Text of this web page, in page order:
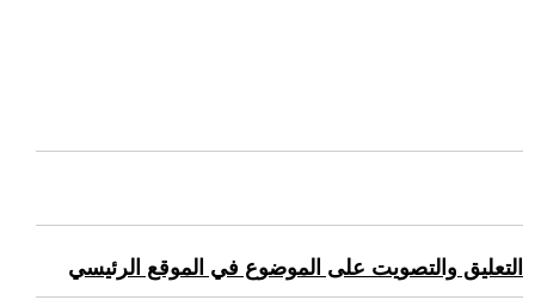
التعليق والتصويت على الموضوع في الموقع الرئيسي